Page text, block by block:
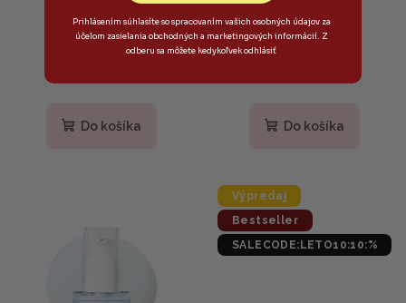
- Liftingové sérum s
PDRN, peptidmi a
niacínamidom 50ml
21,90 €
27,90 € (–21 %)
Skladom
Priemerné
produktu
Do košíka
sérum s centellou 30ml
18,50 €
21,50 € (–13 %)
Do košíka
Výpredaj
Bestseller
SALECODE:LETO10:10:%
Prihlásením súhlasíte so spracovaním vašich osobných údajov za
účelom zasielania obchodných a marketingových informácií. Z
odberu sa môžete kedykoľvek odhlásiť